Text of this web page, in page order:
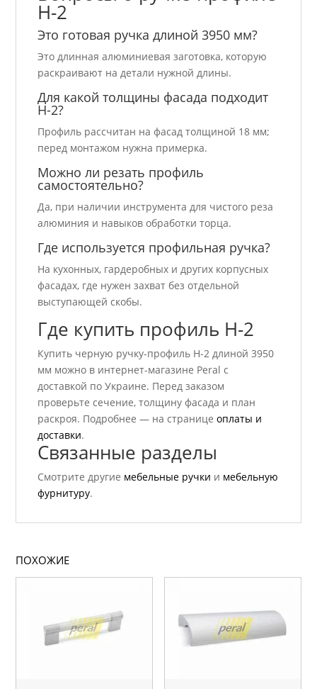
H-2
Это готовая ручка длиной 3950 мм?
Это длинная алюминиевая заготовка, которую
раскраивают на детали нужной длины.
Для какой толщины фасада подходит
H-2?
Профиль рассчитан на фасад толщиной 18 мм;
перед монтажом нужна примерка.
Можно ли резать профиль
самостоятельно?
Да, при наличии инструмента для чистого реза
алюминия и навыков обработки торца.
Где используется профильная ручка?
На кухонных, гардеробных и других корпусных
фасадах, где нужен захват без отдельной
выступающей скобы.
Где купить профиль H-2
Купить черную ручку-профиль H-2 длиной 3950
мм можно в интернет-магазине Peral с
доставкой по Украине. Перед заказом
проверьте сечение, толщину фасада и план
раскроя. Подробнее — на страницеоплаты и
доставки.
Связанные разделы
Смотрите другие мебельные ручки и мебельную
фурнитуру.
ПОХОЖИЕ